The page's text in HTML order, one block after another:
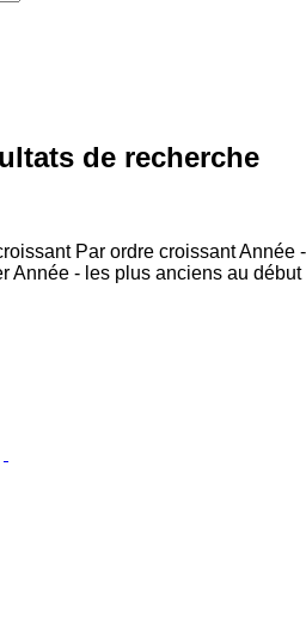
de recherche
Par ordre croissantAnnée -
Année - les plus anciens au début